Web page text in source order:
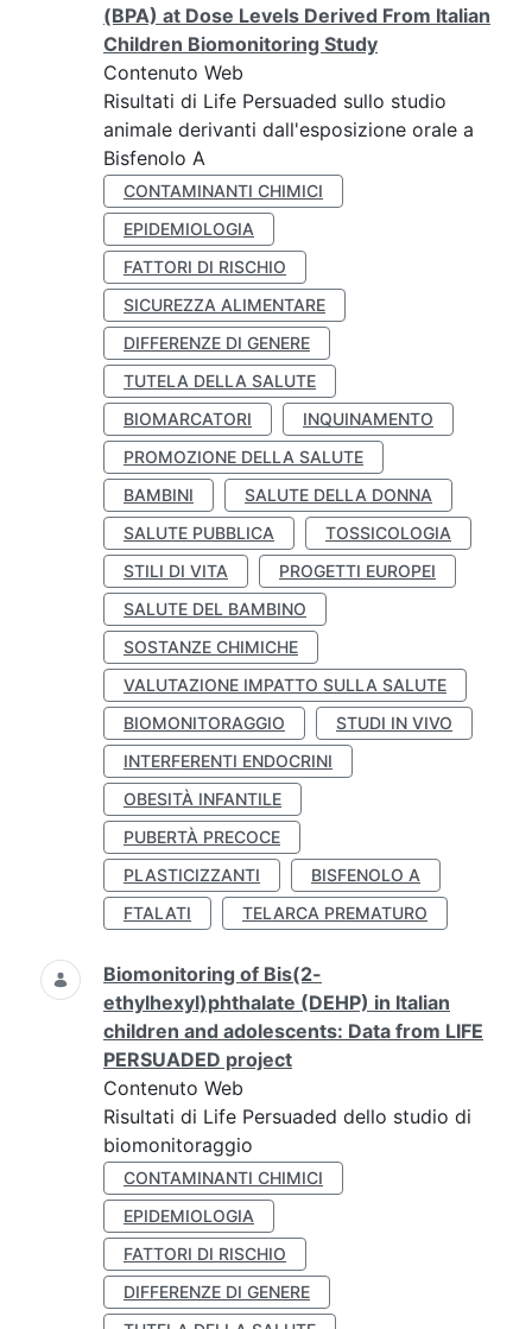
(BPA) at Dose Levels Derived From Italian
Children Biomonitoring Study
Contenuto Web
Risultati di Life Persuaded sullo studio
animale derivanti dall'esposizione orale a
Bisfenolo A
CONTAMINANTI CHIMICI
EPIDEMIOLOGIA
FATTORI DI RISCHIO
SICUREZZA ALIMENTARE
DIFFERENZE DI GENERE
TUTELA DELLA SALUTE
BIOMARCATORI
INQUINAMENTO
PROMOZIONE DELLA SALUTE
BAMBINI
SALUTE DELLA DONNA
SALUTE PUBBLICA
TOSSICOLOGIA
STILI DI VITA
PROGETTI EUROPEI
SALUTE DEL BAMBINO
SOSTANZE CHIMICHE
VALUTAZIONE IMPATTO SULLA SALUTE
BIOMONITORAGGIO
STUDI IN VIVO
INTERFERENTI ENDOCRINI
OBESITÀ INFANTILE
PUBERTÀ PRECOCE
PLASTICIZZANTI
BISFENOLO A
FTALATI
TELARCA PREMATURO
Biomonitoring of Bis(2-
ethylhexyl)phthalate (DEHP) in Italian
children and adolescents: Data from LIFE
PERSUADED project
Contenuto Web
Risultati di Life Persuaded dello studio di
biomonitoraggio
CONTAMINANTI CHIMICI
EPIDEMIOLOGIA
FATTORI DI RISCHIO
DIFFERENZE DI GENERE